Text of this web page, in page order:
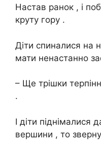
Настав ранок , і
круту гору .
Діти спиналися на
мати ненастанно
– Ще трішки
.
І діти піднімалися
вершини , то